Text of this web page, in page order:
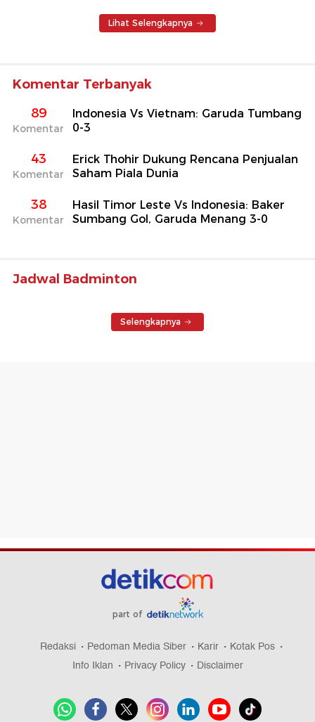
Lihat Selengkapnya
Komentar Terbanyak
89
Komentar
Indonesia Vs Vietnam: Garuda Tumbang
0-3
43
Komentar
Erick Thohir Dukung Rencana Penjualan
Saham Piala Dunia
38
Komentar
Hasil Timor Leste Vs Indonesia: Baker
Sumbang Gol, Garuda Menang 3-0
Jadwal Badminton
Selengkapnya
part of
Redaksi Pedoman Media Siber Karir
Kotak Pos
Info Iklan
Privacy Policy Disclaimer